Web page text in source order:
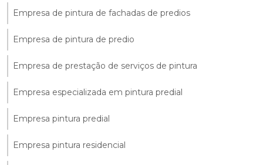
Empresa de pintura de fachadas de predios
Empresa de pintura de predio
Empresa de prestação de serviços de pintura
Empresa especializada em pintura predial
Empresa pintura predial
Empresa pintura residencial